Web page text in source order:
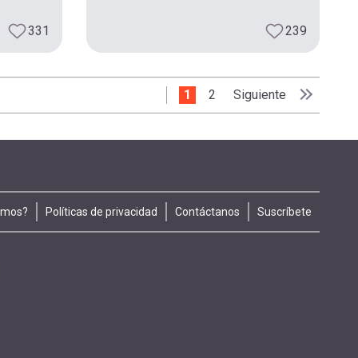
331 239
Página actual
1 Page
2 Siguiente página
Siguiente Última
Último »
Políticas de privacidad Contáctanos Suscríbete